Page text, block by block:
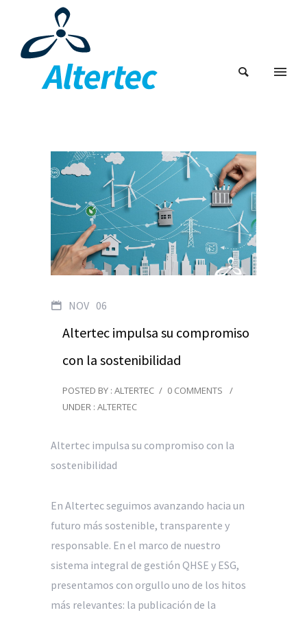
NOV 06
Altertec impulsa su compromiso
con la sostenibilidad
POSTED BY : ALTERTEC / 0 COMMENTS
/
UNDER : ALTERTEC
Altertec impulsa su compromiso con la
sostenibilidad
En Altertec seguimos avanzando hacia un
futuro más sostenible, transparente y
responsable. En el marco de nuestro
sistema integral de gestión QHSE y ESG,
presentamos con orgullo uno de los hitos
más relevantes: la publicación de la